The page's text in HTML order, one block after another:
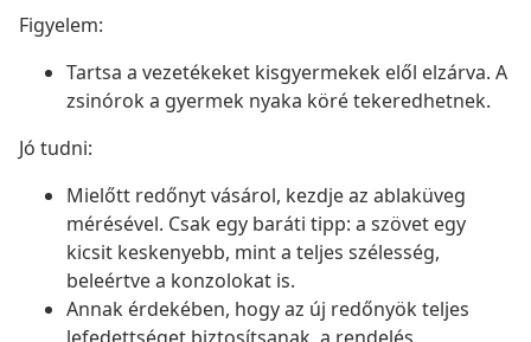
Figyelem:
Tartsa a vezetékeket kisgyermekek elől elzárva. A
zsinórok a gyermek nyaka köré tekeredhetnek.
Jó tudni:
Mielőtt redőnyt vásárol, kezdje az ablaküveg
mérésével. Csak egy baráti tipp: a szövet egy
kicsit keskenyebb, mint a teljes szélesség,
beleértve a konzolokat is.
Annak érdekében, hogy az új redőnyök teljes